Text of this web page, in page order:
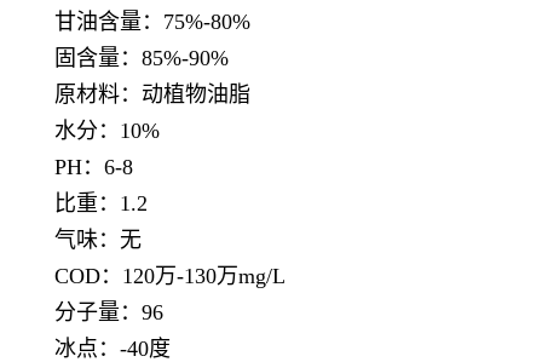
甘油含量：75%-80%
固含量：85%-90%
原材料：动植物油脂
水分：10%
PH：6-8
比重：1.2
气味：无
COD：120万-130万mg/L
分子量：96
冰点：-40度